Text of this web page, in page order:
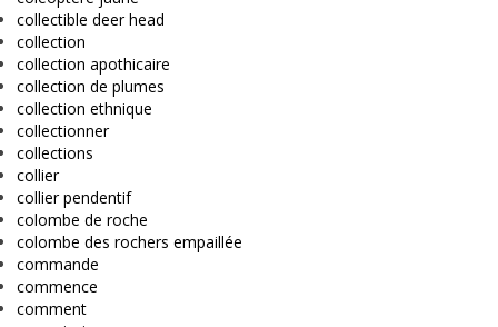
collectible deer head
collection
collection apothicaire
collection de plumes
collection ethnique
collectionner
collections
collier
collier pendentif
colombe de roche
colombe des rochers empaillée
commande
commence
comment